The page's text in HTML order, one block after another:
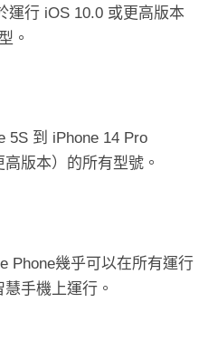
運行 iOS 10.0 或更高版本
。
5S 到 iPhone 14 Pro
版本）的所有型號。
Phone幾乎可以在所有運行
手機上運行。